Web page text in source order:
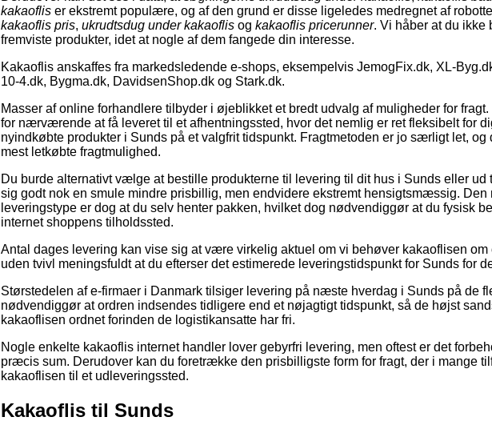
kakaoflis er ekstremt populære, og af den grund er disse ligeledes medregnet af
kakaoflis pris, ukrudtsdug under kakaoflis og kakaoflis pricerunner. Vi håber at du ikke
fremviste produkter, idet at nogle af dem fangede din interesse.
Kakaoflis anskaffes fra markedsledende e-shops, eksempelvis JemogFix.dk, XL-
10-4.dk, Bygma.dk, DavidsenShop.dk og Stark.dk.
Masser af online forhandlere tilbyder i øjeblikket et bredt udvalg af muligheder for
for nærværende at få leveret til et afhentningssted, hvor det nemlig er ret fleksibelt for
nyindkøbte produkter i Sunds på et valgfrit tidspunkt. Fragtmetoden er jo særligt let, og
mest letkøbte fragtmulighed.
Du burde alternativt vælge at bestille produkterne til levering til dit hus i Sunds eller ud
sig godt nok en smule mindre prisbillig, men endvidere ekstremt hensigtsmæssig. Den
leveringstype er dog at du selv henter pakken, hvilket dog nødvendiggør at du fysisk
internet shoppens tilholdssted.
Antal dages levering kan vise sig at være virkelig aktuel om vi behøver kakaoflisen om
uden tvivl meningsfuldt at du efterser det estimerede leveringstidspunkt for Sunds for
Størstedelen af e-firmaer i Danmark tilsiger levering på næste hverdag i Sunds på de
nødvendiggør at ordren indsendes tidligere end et nøjagtigt tidspunkt, så de højst
kakaoflisen ordnet forinden de logistikansatte har fri.
Nogle enkelte kakaoflis internet handler lover gebyrfri levering, men oftest er det
præcis sum. Derudover kan du foretrække den prisbilligste form for fragt, der i mange
kakaoflisen til et udleveringssted.
Kakaoflis til Sunds